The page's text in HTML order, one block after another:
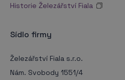
Historie Železářství Fiala
Sídlo firmy
Železářství Fiala s.r.o.
Nám. Svobody 1551/4